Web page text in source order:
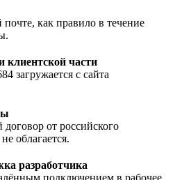
как правило в течение
клиентской части
загружается с сайта
от российского
облагается.
разработчика
подключением в рабочее